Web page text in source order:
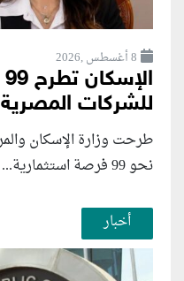
8 أغسطس ,2026
للشركات المصرية
طرحت وزارة الإسكان
نحو 99 فرصة استثمارية...
أخبار